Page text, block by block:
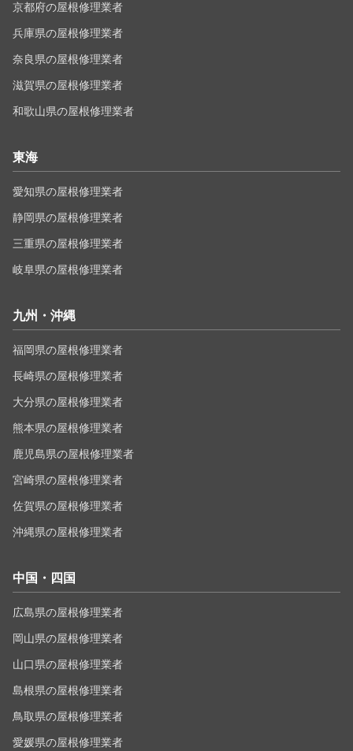
京都府の屋根修理業者
兵庫県の屋根修理業者
奈良県の屋根修理業者
滋賀県の屋根修理業者
和歌山県の屋根修理業者
東海
愛知県の屋根修理業者
静岡県の屋根修理業者
三重県の屋根修理業者
岐阜県の屋根修理業者
九州・沖縄
福岡県の屋根修理業者
長崎県の屋根修理業者
大分県の屋根修理業者
熊本県の屋根修理業者
鹿児島県の屋根修理業者
宮崎県の屋根修理業者
佐賀県の屋根修理業者
沖縄県の屋根修理業者
中国・四国
広島県の屋根修理業者
岡山県の屋根修理業者
山口県の屋根修理業者
島根県の屋根修理業者
鳥取県の屋根修理業者
愛媛県の屋根修理業者